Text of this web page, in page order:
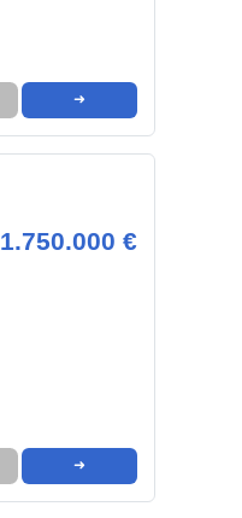
➜
1.750.000 €
➜